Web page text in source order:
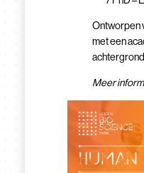
Ontworpen
met een
Meer